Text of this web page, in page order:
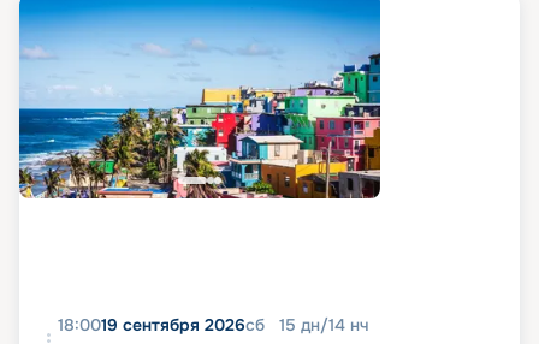
18:0019 сентября 2026сб 15 дн/14 нч